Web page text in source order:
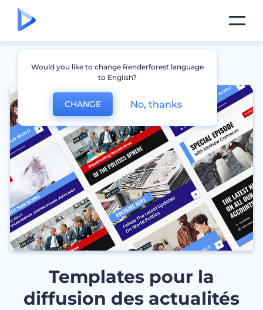
Templates pour la
diffusion des actualités
Would you like to change Renderforest language
to English?
CHANGE No, thanks